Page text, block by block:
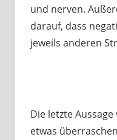
und nerven.
darauf, dass
jeweils anderen
Die letzte
etwas